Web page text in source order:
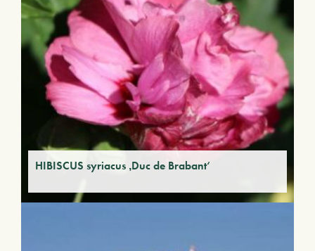
HIBISCUS syriacus ‚Duc de Brabant‘